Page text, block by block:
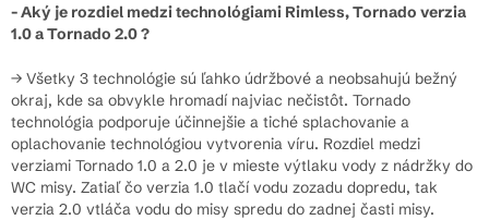
Tornado
(vírivý
oplach)
2–3 trysky
cirkulujúci
vír po
celej mise
prepláchnutie
celej plochy
lepší účinok)
- Aký je rozdiel medzi technológiami Rimless, Tornado verzia
1.0 a Tornado 2.0 ?
→ Všetky 3 technológie sú ľahko údržbové a neobsahujú bežný
okraj, kde sa obvykle hromadí najviac nečistôt. Tornado
technológia podporuje účinnejšie a tiché splachovanie a
oplachovanie technológiou vytvorenia víru. Rozdiel medzi
verziami Tornado 1.0 a 2.0 je v mieste výtlaku vody z nádržky do
WC misy. Zatiaľ čo verzia 1.0 tlačí vodu zozadu dopredu, tak
verzia 2.0 vtláča vodu do misy spredu do zadnej časti misy.